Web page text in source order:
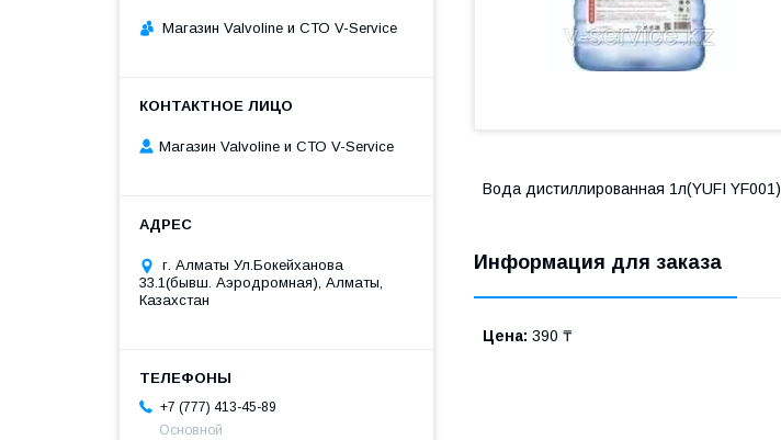
Вода дистиллированная 1л(YUFI YF001)
Информация для заказа
Цена: 390 ₸
Магазин Valvoline и СТО V-Service
Магазин Valvoline и СТО V-Service
г. Алматы Ул.Бокейханова
33.1(бывш. Аэродромная), Алматы,
Казахстан
+7 (777) 413-45-89
Основной